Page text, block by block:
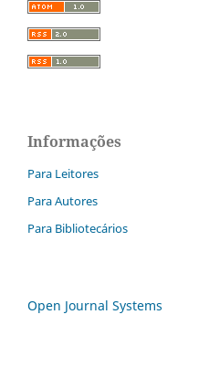
Informações
Para Leitores
Para Autores
Para Bibliotecários
Open Journal Systems